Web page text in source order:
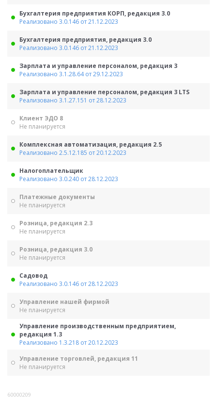
Бухгалтерия предприятия КОРП, редакция 3.0
Реализовано 3.0.146 от 21.12.2023
Бухгалтерия предприятия, редакция 3.0
Реализовано 3.0.146 от 21.12.2023
Зарплата и управление персоналом, редакция 3
Реализовано 3.1.28.64 от 29.12.2023
Зарплата и управление персоналом, редакция 3 LTS
Реализовано 3.1.27.151 от 28.12.2023
Клиент ЭДО 8
Не планируется
Комплексная автоматизация, редакция 2.5
Реализовано 2.5.12.185 от 20.12.2023
Налогоплательщик
Реализовано 3.0.240 от 28.12.2023
Платежные документы
Не планируется
Розница, редакция 2.3
Не планируется
Розница, редакция 3.0
Не планируется
Садовод
Реализовано 3.0.146 от 28.12.2023
Управление нашей фирмой
Не планируется
Управление производственным предприятием,
редакция 1.3
Реализовано 1.3.218 от 20.12.2023
Управление торговлей, редакция 11
Не планируется
60000209